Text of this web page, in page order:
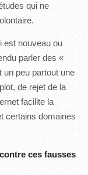
qui ne
est nouveau ou
parler des «
peu partout une
de rejet de la
facilite la
certains domaines
ces fausses